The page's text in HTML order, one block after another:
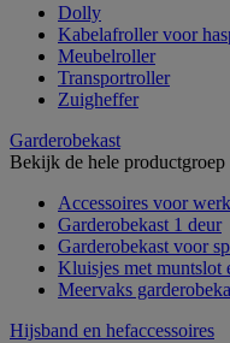
Dolly
Kabelafroller voor
Meubelroller
Transportroller
Zuigheffer
Garderobekast
Bekijk de hele productgroep
Accessoires voor
Garderobekast 1 deur
Garderobekast voor
Kluisjes met muntslot
Meervaks
Hijsband en hefaccessoires